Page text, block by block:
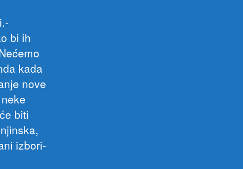
bi ih
kada
nove
biti
izbori-